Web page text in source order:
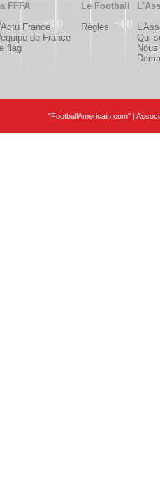
FFFA
France
de France
flag
Le Football
Règles
Qui
"FootballAmericain.com" |